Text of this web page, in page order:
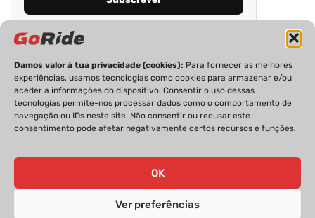
Damos valor à tua privacidade (cookies): Para fornecer as melhores
experiências, usamos tecnologias como cookies para armazenar e/ou
aceder a informações do dispositivo. Consentir o uso dessas
tecnologias permite-nos processar dados como o comportamento de
navegação ou IDs neste site. Não consentir ou recusar este
consentimento pode afetar negativamente certos recursos e funções.
OK
Ver preferências
PRIVACIDADE FICHA TÉCNICA
ESTATUTO EDITORIAL